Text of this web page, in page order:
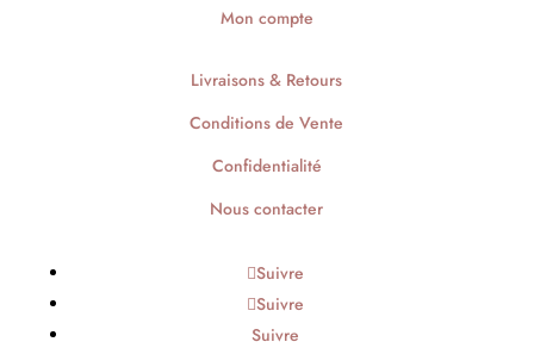
Mon compte
Livraisons & Retours
Conditions de Vente
Confidentialité
Nous contacter
Suivre
Suivre
Suivre